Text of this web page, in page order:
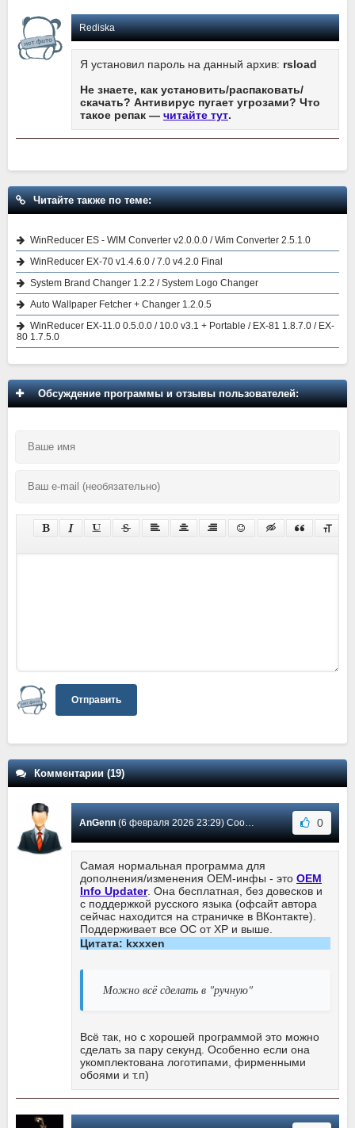
Rediska
Я установил пароль на данный архив: rsload
Не знаете, как установить/распаковать/
скачать? Антивирус пугает угрозами? Что
такое репак — читайте тут.
Читайте также по теме:
WinReducer ES - WIM Converter v2.0.0.0 / Wim Converter 2.5.1.0
WinReducer EX-70 v1.4.6.0 / 7.0 v4.2.0 Final
System Brand Changer 1.2.2 / System Logo Changer
Auto Wallpaper Fetcher + Changer 1.2.0.5
WinReducer EX-11.0 0.5.0.0 / 10.0 v3.1 + Portable / EX-81 1.8.7.0 / EX-
80 1.7.5.0
Обсуждение программы и отзывы пользователей:
Отправить
Комментарии (19)
AnGenn(6 февраля 2026 23:29) Сообщение #19 0
Самая нормальная программа для
дополнения/изменения OEM-инфы - это OEM
Info Updater. Она бесплатная, без довесков и
с поддержкой русского языка (офсайт автора
сейчас находится на страничке в ВКонтакте).
Поддерживает все ОС от XP и выше.
Цитата: kxxxen
Можно всё сделать в "ручную"
Всё так, но с хорошей программой это можно
сделать за пару секунд. Особенно если она
укомплектована логотипами, фирменными
обоями и т.п)